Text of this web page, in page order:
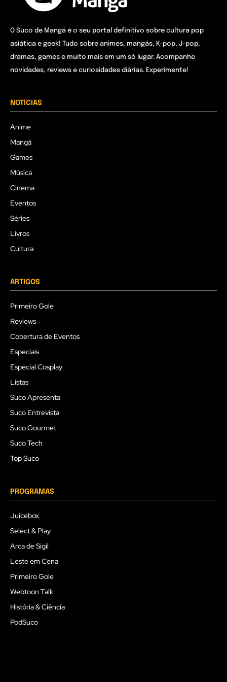
O Suco de Mangá é o seu portal definitivo sobre cultura pop
asiática e geek! Tudo sobre animes, mangás, K-pop, J-pop,
dramas, games e muito mais em um só lugar. Acompanhe
novidades, reviews e curiosidades diárias. Experimente!
NOTÍCIAS
Anime
Mangá
Games
Música
Cinema
Eventos
Séries
Livros
Cultura
ARTIGOS
Primeiro Gole
Reviews
Cobertura de Eventos
Especiais
Especial Cosplay
Listas
Suco Apresenta
Suco Entrevista
Suco Gourmet
Suco Tech
Top Suco
PROGRAMAS
Juicebox
Select & Play
Arca de Sigil
Leste em Cena
Primeiro Gole
Webtoon Talk
História & Ciência
PodSuco